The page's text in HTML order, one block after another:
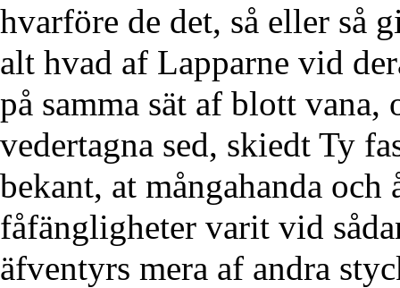
hvarföre de det, så eller så
alt hvad af Lapparne vid
på samma sät af blott vana,
vedertagna sed, skiedt Ty
bekant, at mångahanda
fåfängligheter varit vid
äfventyrs mera af andra